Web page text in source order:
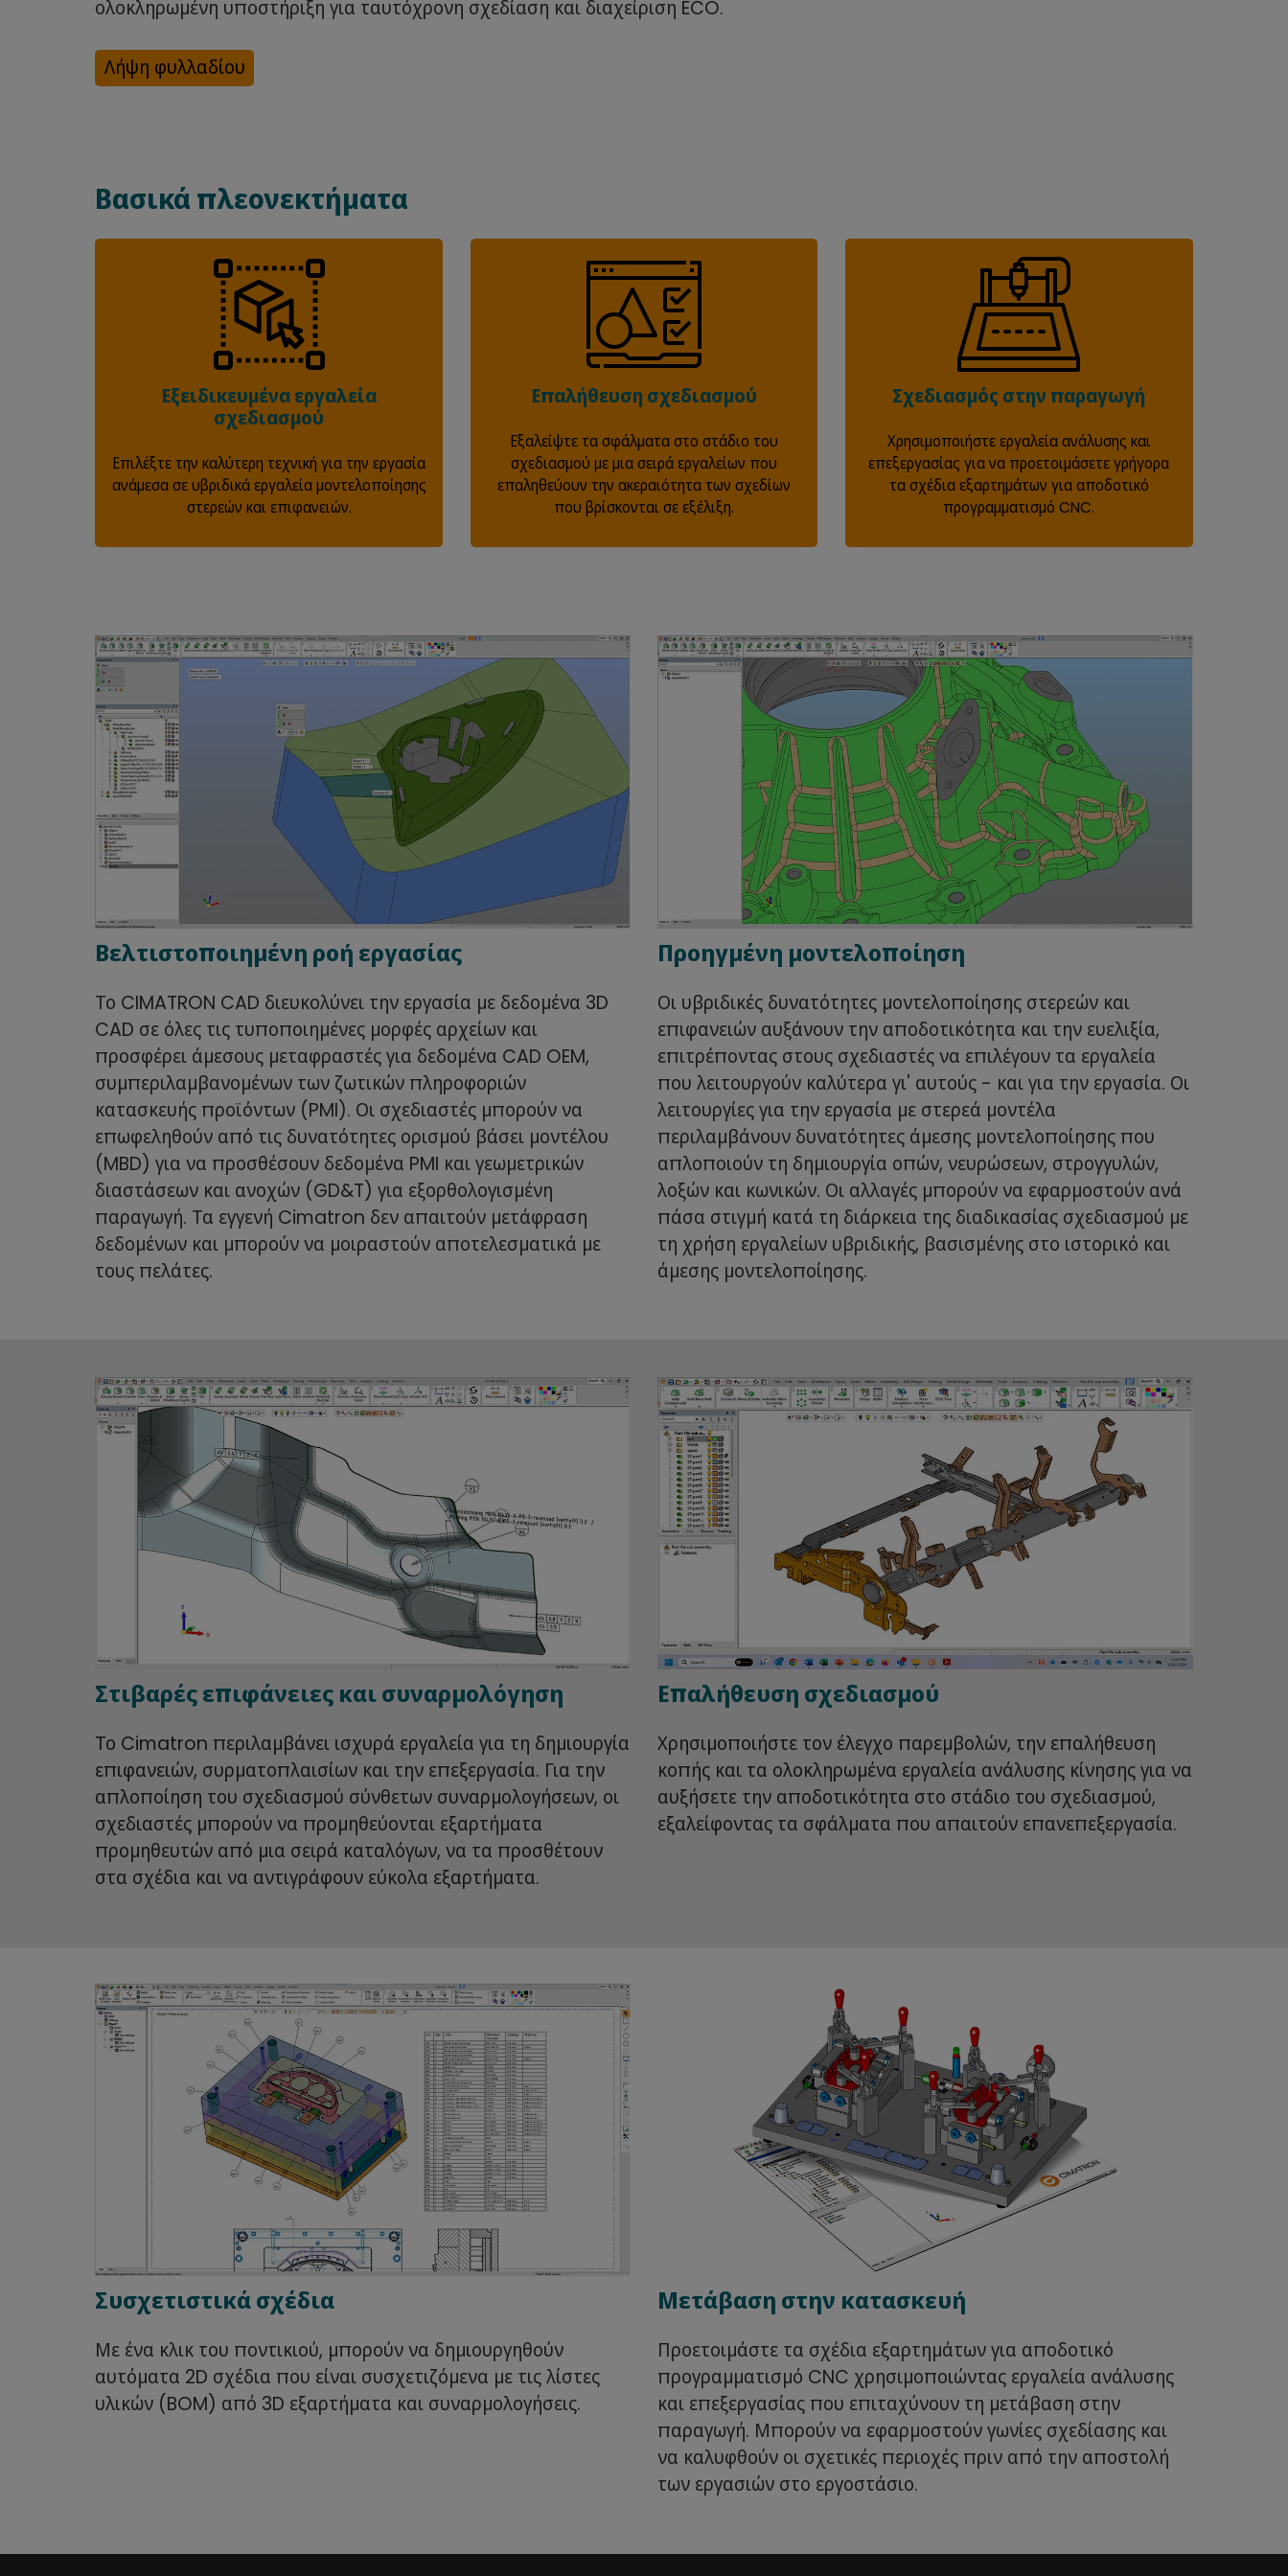
ολοκληρωμένη υποστήριξη για ταυτόχρονη σχεδίαση και διαχείριση ECO.
Λήψη φυλλαδίου
Βασικά πλεονεκτήματα
Εξειδικευμένα εργαλεία
σχεδιασμού
Επιλέξτε την καλύτερη τεχνική για την εργασία
ανάμεσα σε υβριδικά εργαλεία μοντελοποίησης
στερεών και επιφανειών.
Επαλήθευση σχεδιασμού
Εξαλείψτε τα σφάλματα στο στάδιο του
σχεδιασμού με μια σειρά εργαλείων που
επαληθεύουν την ακεραιότητα των σχεδίων
που βρίσκονται σε εξέλιξη.
Σχεδιασμός στην παραγωγή
Χρησιμοποιήστε εργαλεία ανάλυσης και
επεξεργασίας για να προετοιμάσετε γρήγορα
τα σχέδια εξαρτημάτων για αποδοτικό
προγραμματισμό CNC.
Βελτιστοποιημένη ροή εργασίας
Το CIMATRON CAD διευκολύνει την εργασία με δεδομένα 3D
CAD σε όλες τις τυποποιημένες μορφές αρχείων και
προσφέρει άμεσους μεταφραστές για δεδομένα CAD OEM,
συμπεριλαμβανομένων των ζωτικών πληροφοριών
κατασκευής προϊόντων (PMI). Οι σχεδιαστές μπορούν να
επωφεληθούν από τις δυνατότητες ορισμού βάσει μοντέλου
(MBD) για να προσθέσουν δεδομένα PMI και γεωμετρικών
διαστάσεων και ανοχών (GD&T) για εξορθολογισμένη
παραγωγή. Τα εγγενή Cimatron δεν απαιτούν μετάφραση
δεδομένων και μπορούν να μοιραστούν αποτελεσματικά με
τους πελάτες.
Προηγμένη μοντελοποίηση
Οι υβριδικές δυνατότητες μοντελοποίησης στερεών και
επιφανειών αυξάνουν την αποδοτικότητα και την ευελιξία,
επιτρέποντας στους σχεδιαστές να επιλέγουν τα εργαλεία
που λειτουργούν καλύτερα γι' αυτούς - και για την εργασία. Οι
λειτουργίες για την εργασία με στερεά μοντέλα
περιλαμβάνουν δυνατότητες άμεσης μοντελοποίησης που
απλοποιούν τη δημιουργία οπών, νευρώσεων, στρογγυλών,
λοξών και κωνικών. Οι αλλαγές μπορούν να εφαρμοστούν ανά
πάσα στιγμή κατά τη διάρκεια της διαδικασίας σχεδιασμού με
τη χρήση εργαλείων υβριδικής, βασισμένης στο ιστορικό και
άμεσης μοντελοποίησης.
Στιβαρές επιφάνειες και συναρμολόγηση
Το Cimatron περιλαμβάνει ισχυρά εργαλεία για τη δημιουργία
επιφανειών, συρματοπλαισίων και την επεξεργασία. Για την
απλοποίηση του σχεδιασμού σύνθετων συναρμολογήσεων, οι
σχεδιαστές μπορούν να προμηθεύονται εξαρτήματα
προμηθευτών από μια σειρά καταλόγων, να τα προσθέτουν
στα σχέδια και να αντιγράφουν εύκολα εξαρτήματα.
Επαλήθευση σχεδιασμού
Χρησιμοποιήστε τον έλεγχο παρεμβολών, την επαλήθευση
κοπής και τα ολοκληρωμένα εργαλεία ανάλυσης κίνησης για να
αυξήσετε την αποδοτικότητα στο στάδιο του σχεδιασμού,
εξαλείφοντας τα σφάλματα που απαιτούν επανεπεξεργασία.
Συσχετιστικά σχέδια
Με ένα κλικ του ποντικιού, μπορούν να δημιουργηθούν
αυτόματα 2D σχέδια που είναι συσχετιζόμενα με τις λίστες
υλικών (BOM) από 3D εξαρτήματα και συναρμολογήσεις.
Μετάβαση στην κατασκευή
Προετοιμάστε τα σχέδια εξαρτημάτων για αποδοτικό
προγραμματισμό CNC χρησιμοποιώντας εργαλεία ανάλυσης
και επεξεργασίας που επιταχύνουν τη μετάβαση στην
παραγωγή. Μπορούν να εφαρμοστούν γωνίες σχεδίασης και
να καλυφθούν οι σχετικές περιοχές πριν από την αποστολή
των εργασιών στο εργοστάσιο.